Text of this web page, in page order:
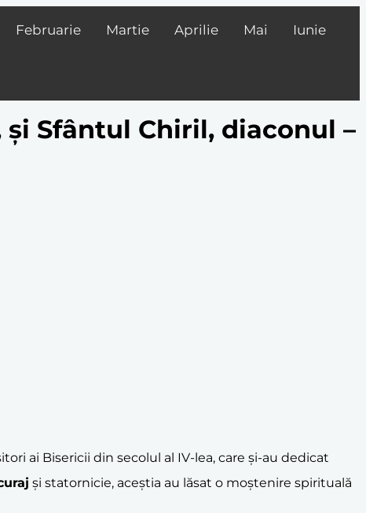
Februarie Martie Aprilie Mai Iunie
Sfântul Chiril, diaconul –
ai Bisericii din secolul al IV-lea, care și-au dedicat
și statornicie, aceștia au lăsat o moștenire spirituală